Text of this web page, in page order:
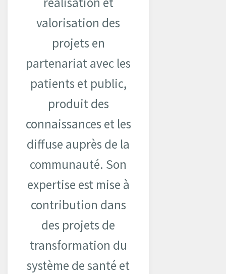
valorisation des
projets en
partenariat avec les
patients et public,
produit des
connaissances et les
diffuse auprès de la
communauté. Son
expertise est mise à
contribution dans
des projets de
transformation du
système de santé et